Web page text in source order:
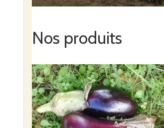
Nos produits